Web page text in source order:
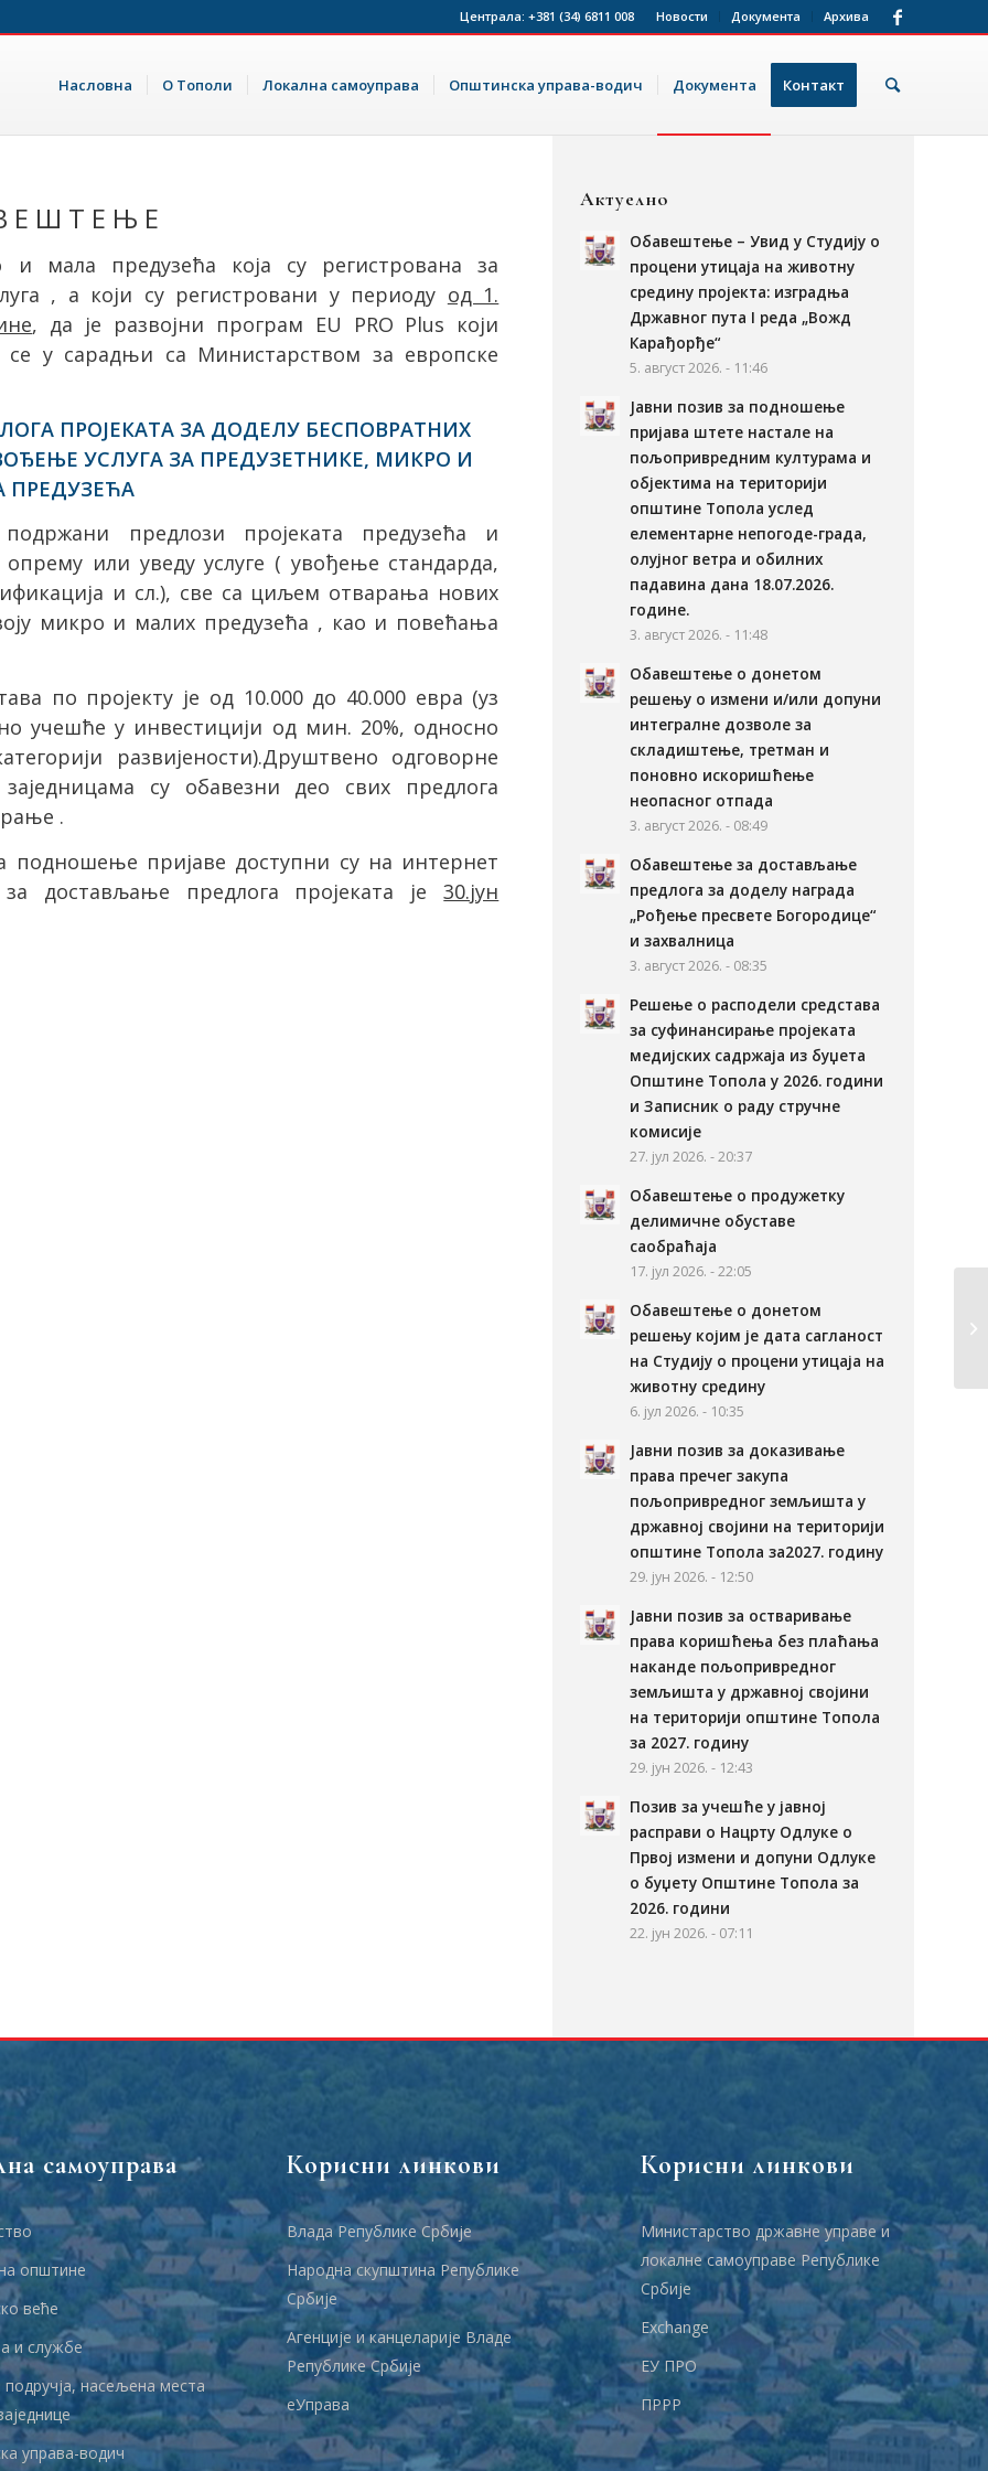
Новости Документа Архива
Централа: +381 (34) 6811 008
Насловна О Тополи Локална самоуправа Општинска управа-водич Документа Контакт
Е Ш Т Е Њ Е
и мала предузећа која су регистрована за
, а који су регистровани у периоду од 1.
, да је развојни програм EU PRO Plus који
у сарадњи са Министарством за европске
ПРОЈЕКАТА ЗА ДОДЕЛУ БЕСПОВРАТНИХ
УСЛУГА ЗА ПРЕДУЗЕТНИКЕ, МИКРО И
ПРЕДУЗЕЋА
предлози пројеката предузећа и
или уведу услуге ( увођење стандарда,
и сл.), све са циљем отварања нових
микро и малих предузећа , као и повећања
по пројекту је од 10.000 до 40.000 евра (уз
учешће у инвестицији од мин. 20%, односно
развијености).Друштвено одговорне
су обавезни део свих предлога
.
пријаве доступни су на интернет
достављање предлога пројеката је30.јун
Актуелно
Обавештење – Увид у Студију о
процени утицаја на животну
средину пројекта: изградња
Државног пута I реда „Вожд
Карађорђе“
5. август 2026. - 11:46
Јавни позив за подношење
пријава штете настале на
пољопривредним културама и
објектима на територији
општине Топола услед
елементарне непогоде-града,
олујног ветра и обилних
падавина дана 18.07.2026.
године.
3. август 2026. - 11:48
Обавештење о донетом
решењу о измени и/или допуни
интегралне дозволе за
складиштење, третман и
поновно искоришћење
неопасног отпада
3. август 2026. - 08:49
Обавештење за достављање
предлога за доделу награда
„Рођење пресвете Богородице“
и захвалница
3. август 2026. - 08:35
Решење о расподели средстава
за суфинансирање пројеката
медијских садржаја из буџета
Општине Топола у 2026. години
и Записник о раду стручне
комисије
27. јул 2026. - 20:37
Обавештење о продужетку
делимичне обуставе
саобраћаја
17. јул 2026. - 22:05
Обавештење о донетом
решењу којим је дата сагланост
на Студију о процени утицаја на
животну средину
6. јул 2026. - 10:35
Јавни позив за доказивање
права пречег закупа
пољопривредног земљишта у
државној својини на територији
општине Топола за2027. годину
29. јун 2026. - 12:50
Јавни позив за остваривање
права коришћења без плаћања
наканде пољопривредног
земљишта у државној својини
на територији општине Топола
за 2027. годину
29. јун 2026. - 12:43
Позив за учешће у јавној
расправи о Нацрту Одлуке о
Првој измени и допуни Одлуке
о буџету Општине Топола за
2026. години
22. јун 2026. - 07:11
самоуправа
општине
веће
и службе
насељена места
управа-водич
Корисни линкови
Влада Републике Србије
Народна скупштина Републике
Србије
Агенције и канцеларије Владе
Републике Србије
еУправа
Корисни линкови
Министарство државне управе и
локалне самоуправе Републике
Србије
Еxchange
ЕУ ПРО
ПРРР